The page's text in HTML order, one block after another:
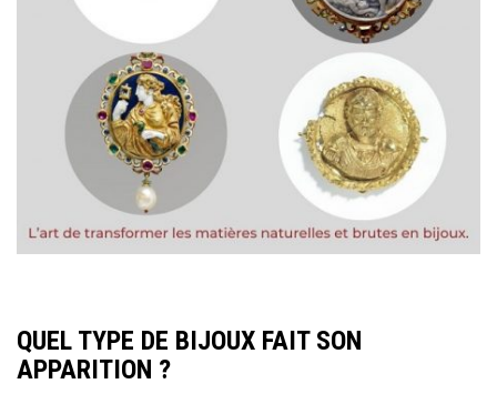
QUEL TYPE DE BIJOUX FAIT SON
APPARITION ?